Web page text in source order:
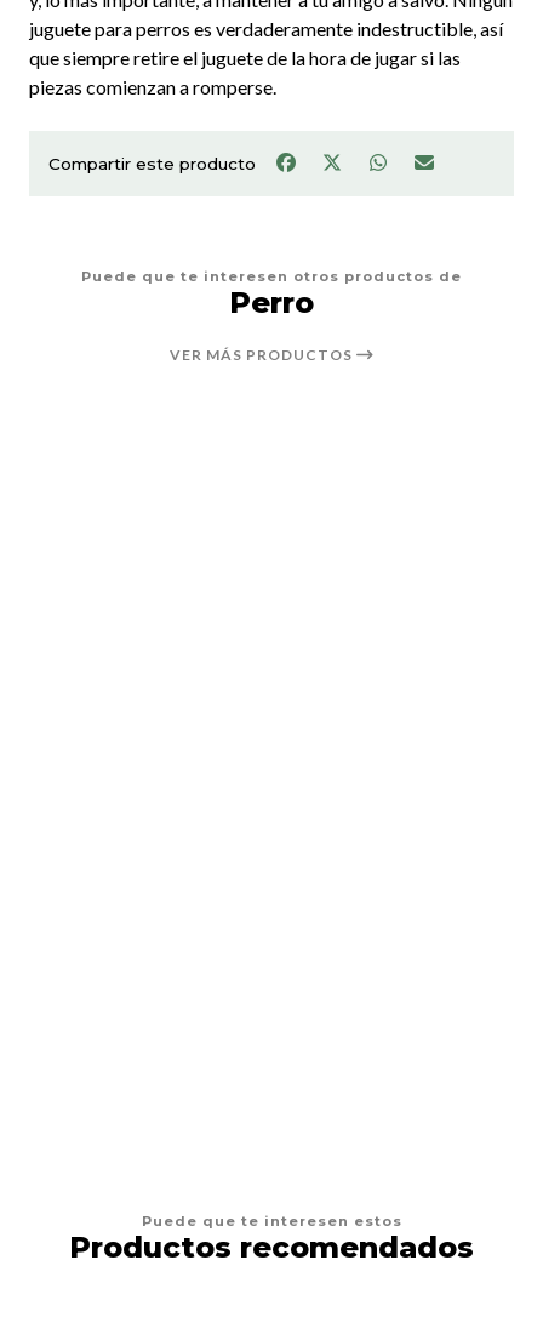
juguete para perros es verdaderamente indestructible, así
que siempre retire el juguete de la hora de jugar si las
piezas comienzan a romperse.
Compartir este producto
Puede que te interesen otros productos de
Perro
VER MÁS PRODUCTOS
Puede que te interesen estos
Productos recomendados